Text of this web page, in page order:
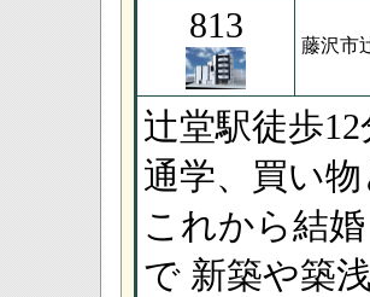
813
藤沢市
辻堂駅徒歩
通学、買い
これから結
で 新築や築